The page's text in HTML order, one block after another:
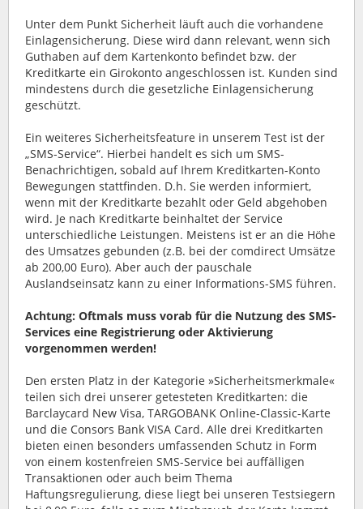
Unter dem Punkt Sicherheit läuft auch die vorhandene
Einlagensicherung. Diese wird dann relevant, wenn sich
Guthaben auf dem Kartenkonto befindet bzw. der
Kreditkarte ein Girokonto angeschlossen ist. Kunden sind
mindestens durch die gesetzliche Einlagensicherung
geschützt.
Ein weiteres Sicherheitsfeature in unserem Test ist der
„SMS-Service“. Hierbei handelt es sich um SMS-
Benachrichtigen, sobald auf Ihrem Kreditkarten-Konto
Bewegungen stattfinden. D.h. Sie werden informiert,
wenn mit der Kreditkarte bezahlt oder Geld abgehoben
wird. Je nach Kreditkarte beinhaltet der Service
unterschiedliche Leistungen. Meistens ist er an die Höhe
des Umsatzes gebunden (z.B. bei der comdirect Umsätze
ab 200,00 Euro). Aber auch der pauschale
Auslandseinsatz kann zu einer Informations-SMS führen.
Achtung: Oftmals muss vorab für die Nutzung des SMS-
Services eine Registrierung oder Aktivierung
vorgenommen werden!
Den ersten Platz in der Kategorie »Sicherheitsmerkmale«
teilen sich drei unserer getesteten Kreditkarten: die
Barclaycard New Visa, TARGOBANK Online-Classic-Karte
und die Consors Bank VISA Card. Alle drei Kreditkarten
bieten einen besonders umfassenden Schutz in Form
von einem kostenfreien SMS-Service bei auffälligen
Transaktionen oder auch beim Thema
Haftungsregulierung, diese liegt bei unseren Testsiegern